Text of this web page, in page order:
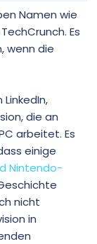
Namen wie
Es
wenn die
die an
arbeitet. Es
einige
Nintendo-
nicht
in